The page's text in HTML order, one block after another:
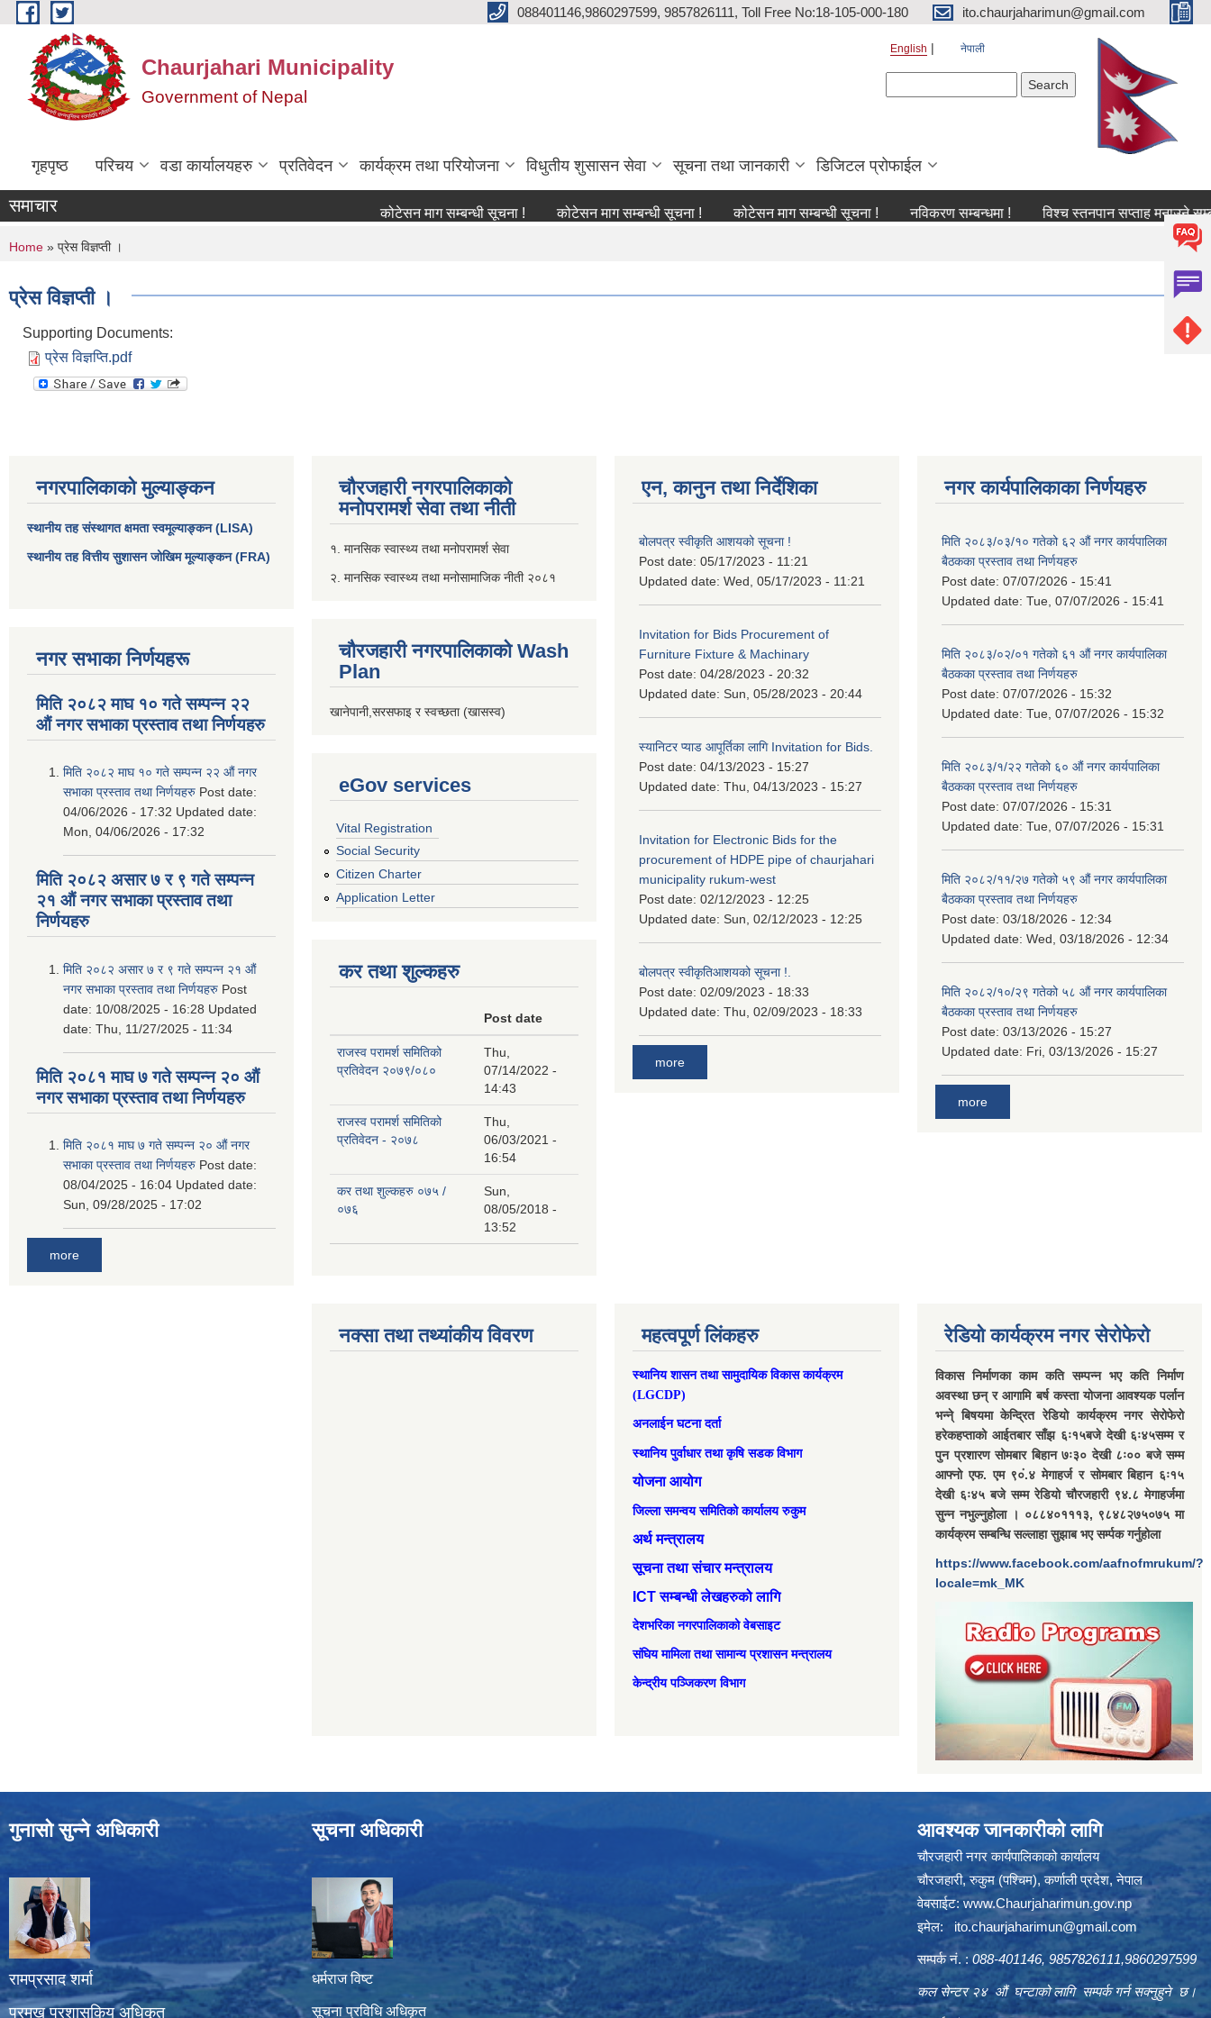
Skip to main content 088401146,9860297599, 9857826111, Toll Free No:18-105-000-180 ito.chaurjaharimun@gmail.com
Chaurjahari Municipality
Government of Nepal
English नेपाली
गृहपृष्ठ परिचय वडा कार्यालयहरु प्रतिवेदन कार्यक्रम तथा परियोजना विधुतीय शुसासन सेवा सूचना तथा जानकारी डिजिटल प्रोफाईल
समाचार कोटेसन माग सम्बन्धी सूचना ! कोटेसन माग सम्बन्धी सूचना ! कोटेसन माग सम्बन्धी सूचना ! नविकरण सम्बन्धमा ! विश्च स्तनपान सप्ताह मनाउने सम्बन्धी
You are here
Home » प्रेस विज्ञप्ती ।
प्रेस विज्ञप्ती ।
Supporting Documents:
प्रेस विज्ञप्ति.pdf
नगरपालिकाको मुल्याङ्कन
स्थानीय तह संस्थागत क्षमता स्वमूल्याङ्कन (LISA)
स्थानीय तह वित्तीय सुशासन जोखिम मूल्याङ्कन (FRA)
नगर सभाका निर्णयहरू
मिति २०८२ माघ १० गते सम्पन्न २२
औं नगर सभाका प्रस्ताव तथा निर्णयहरु
मिति २०८२ माघ १० गते सम्पन्न २२ औं नगर
सभाका प्रस्ताव तथा निर्णयहरु Post date:
04/06/2026 - 17:32 Updated date:
Mon, 04/06/2026 - 17:32
मिति २०८२ असार ७ र ९ गते सम्पन्न
२१ औं नगर सभाका प्रस्ताव तथा
निर्णयहरु
मिति २०८२ असार ७ र ९ गते सम्पन्न २१ औं
नगर सभाका प्रस्ताव तथा निर्णयहरु Post
date: 10/08/2025 - 16:28 Updated
date: Thu, 11/27/2025 - 11:34
मिति २०८१ माघ ७ गते सम्पन्न २० औं
नगर सभाका प्रस्ताव तथा निर्णयहरु
मिति २०८१ माघ ७ गते सम्पन्न २० औं नगर
सभाका प्रस्ताव तथा निर्णयहरु Post date:
08/04/2025 - 16:04 Updated date:
Sun, 09/28/2025 - 17:02
more
चौरजहारी नगरपालिकाको
मनोपरामर्श सेवा तथा नीती
१. मानसिक स्वास्थ्य तथा मनोपरामर्श सेवा
२. मानसिक स्वास्थ्य तथा मनोसामाजिक नीती २०८१
चौरजहारी नगरपालिकाको Wash
Plan
खानेपानी,सरसफाइ र स्वच्छता (खासस्व)
eGov services
Vital Registration
Social Security
Citizen Charter
Application Letter
कर तथा शुल्कहरु
Post date
राजस्व परामर्श समितिको
प्रतिवेदन २०७९/०८०
Thu,
07/14/2022 -
14:43
राजस्व परामर्श समितिको
प्रतिवेदन - २०७८
Thu,
06/03/2021 -
16:54
कर तथा शुल्कहरु ०७५ /
०७६
Sun,
08/05/2018 -
13:52
एन, कानुन तथा निर्देशिका
बोलपत्र स्वीकृति आशयको सूचना !
Post date: 05/17/2023 - 11:21
Updated date: Wed, 05/17/2023 - 11:21
Invitation for Bids Procurement of
Furniture Fixture & Machinary
Post date: 04/28/2023 - 20:32
Updated date: Sun, 05/28/2023 - 20:44
स्यानिटर प्याड आपूर्तिका लागि Invitation for Bids.
Post date: 04/13/2023 - 15:27
Updated date: Thu, 04/13/2023 - 15:27
Invitation for Electronic Bids for the
procurement of HDPE pipe of chaurjahari
municipality rukum-west
Post date: 02/12/2023 - 12:25
Updated date: Sun, 02/12/2023 - 12:25
बोलपत्र स्वीकृतिआशयको सूचना !.
Post date: 02/09/2023 - 18:33
Updated date: Thu, 02/09/2023 - 18:33
more
नगर कार्यपालिकाका निर्णयहरु
मिति २०८३/०३/१० गतेको ६२ औं नगर कार्यपालिका
बैठकका प्रस्ताव तथा निर्णयहरु
Post date: 07/07/2026 - 15:41
Updated date: Tue, 07/07/2026 - 15:41
मिति २०८३/०२/०१ गतेको ६१ औं नगर कार्यपालिका
बैठकका प्रस्ताव तथा निर्णयहरु
Post date: 07/07/2026 - 15:32
Updated date: Tue, 07/07/2026 - 15:32
मिति २०८३/१/२२ गतेको ६० औं नगर कार्यपालिका
बैठकका प्रस्ताव तथा निर्णयहरु
Post date: 07/07/2026 - 15:31
Updated date: Tue, 07/07/2026 - 15:31
मिति २०८२/११/२७ गतेको ५९ औं नगर कार्यपालिका
बैठकका प्रस्ताव तथा निर्णयहरु
Post date: 03/18/2026 - 12:34
Updated date: Wed, 03/18/2026 - 12:34
मिति २०८२/१०/२९ गतेको ५८ औं नगर कार्यपालिका
बैठकका प्रस्ताव तथा निर्णयहरु
Post date: 03/13/2026 - 15:27
Updated date: Fri, 03/13/2026 - 15:27
more
नक्सा तथा तथ्यांकीय विवरण महत्वपूर्ण लिंकहरु
स्थानिय शासन तथा सामुदायिक विकास कार्यक्रम
(LGCDP)
अनलाईन घटना दर्ता
स्थानिय पुर्वाधार तथा कृषि सडक विभाग
योजना आयोग
जिल्ला समन्वय समितिको कार्यालय रुकुम
अर्थ मन्त्रालय
सूचना तथा संचार मन्त्रालय
ICT सम्बन्धी लेखहरुको लागि
देशभरिका नगरपालिकाको वेबसाइट
संघिय मामिला तथा सामान्‍य प्रशासन मन्त्रालय
केन्द्रीय पञ्जिकरण विभाग
रेडियो कार्यक्रम नगर सेरोफेरो
विकास निर्माणका काम कति सम्पन्न भए कति निर्माण
अवस्था छन् र आगामि बर्ष कस्ता योजना आवश्यक पर्लान
भन्ने् बिषयमा केन्द्रित रेडियो कार्यक्रम नगर सेरोफेरो
हरेकहप्ताको आईतबार साँझ ६ः१५बजे देखी ६ः४५सम्म र
पुन प्रशारण सोमबार बिहान ७ः३० देखी ८ः०० बजे सम्म
आफ्नो एफ. एम ९०ं.४ मेगाहर्ज र सोमबार बिहान ६ः१५
देखी ६ः४५ बजे सम्म रेडियो चौरजहारी ९४.८ मेगाहर्जमा
सुन्न नभुल्नुहोला । ०८८४०१११३, ९८४८२७५०७५ मा
कार्यक्रम सम्बन्धि सल्लाहा सुझाब भए सर्म्पक गर्नुहोला
https://www.facebook.com/aafnofmrukum/?
locale=mk_MK
गुनासो सुन्ने अधिकारी
रामप्रसाद शर्मा
प्रमुख प्रशासकिय अधिकृत
सूचना अधिकारी
धर्मराज विष्ट
सूचना प्रविधि अधिकृत
आवश्यक जानकारीको लागि
चौरजहारी नगर कार्यपालिकाको कार्यालय
चौरजहारी, रुकुम (पश्चिम), कर्णाली प्रदेश, नेपाल
वेबसाईट:www.Chaurjaharimun.gov.np
इमेल: ito.chaurjaharimun@gmail.com
सम्पर्क नं. : 088-401146, 9857826111,9860297599
कल सेन्टर २४ औं घन्टाको लागि सम्पर्क गर्न सक्नुहुने छ।